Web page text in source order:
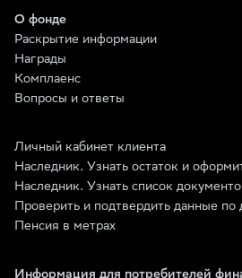
О фонде
Раскрытие информации
Награды
Комплаенс
Вопросы и ответы
Личный кабинет клиента
Наследник. Узнать остаток и
Наследник. Узнать список
Проверить и подтвердить данные
Пенсия в метрах